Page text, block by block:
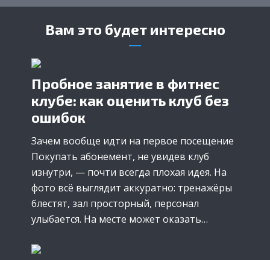
Вам это будет интересно
Пробное занятие в фитнес
клубе: как оценить клуб без
ошибок
Зачем вообще идти на первое посещение
Покупать абонемент, не увидев клуб
изнутри, — почти всегда плохая идея. На
фото всё выглядит аккуратно: тренажёры
блестят, зал просторный, персонал
улыбается. На месте может оказать…